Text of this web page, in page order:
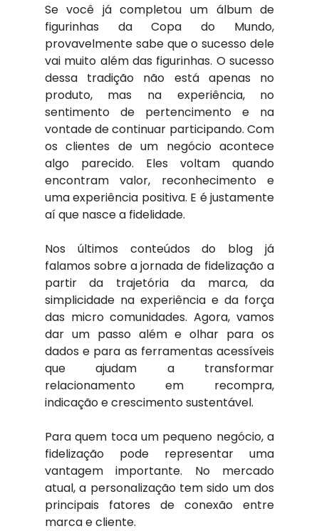
Se você já completou um álbum de
figurinhas da Copa do Mundo,
provavelmente sabe que o sucesso dele
vai muito além das figurinhas. O sucesso
dessa tradição não está apenas no
produto, mas na experiência, no
sentimento de pertencimento e na
vontade de continuar participando. Com
os clientes de um negócio acontece
algo parecido. Eles voltam quando
encontram valor, reconhecimento e
uma experiência positiva. E é justamente
aí que nasce a fidelidade.
Nos últimos conteúdos do blog já
falamos sobre a jornada de fidelização a
partir da trajetória da marca, da
simplicidade na experiência e da força
das micro comunidades. Agora, vamos
dar um passo além e olhar para os
dados e para as ferramentas acessíveis
que ajudam a transformar
relacionamento em recompra,
indicação e crescimento sustentável.
Para quem toca um pequeno negócio, a
fidelização pode representar uma
vantagem importante. No mercado
atual, a personalização tem sido um dos
principais fatores de conexão entre
marca e cliente.